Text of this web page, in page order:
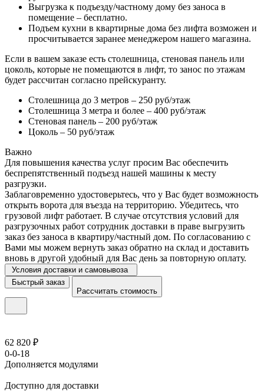
Выгрузка к подъезду/частному дому без заноса в
помещение – бесплатно.
Подъем кухни в квартирные дома без лифта возможен и
просчитывается заранее менеджером нашего магазина.
Если в вашем заказе есть столешница, стеновая панель или
цоколь, которые не помещаются в лифт, то занос по этажам
будет рассчитан согласно прейскуранту.
Столешница до 3 метров – 250 руб/этаж
Столешница 3 метра и более – 400 руб/этаж
Стеновая панель – 200 руб/этаж
Цоколь – 50 руб/этаж
Важно
Для повышения качества услуг просим Вас обеспечить
беспрепятственный подъезд нашей машины к месту
разгрузки.
Заблаговременно удостоверьтесь, что у Вас будет возможность
открыть ворота для въезда на территорию. Убедитесь, что
грузовой лифт работает. В случае отсутствия условий для
разгрузочных работ сотрудник доставки в праве выгрузить
заказ без заноса в квартиру/частный дом. По согласованию с
Вами мы можем вернуть заказ обратно на склад и доставить
вновь в другой удобный для Вас день за повторную оплату.
Условия доставки и самовывоза
Быстрый заказ
Рассчитать стоимость
62 820 ₽
0-0-18
Дополняется модулями
Доступно для доставки